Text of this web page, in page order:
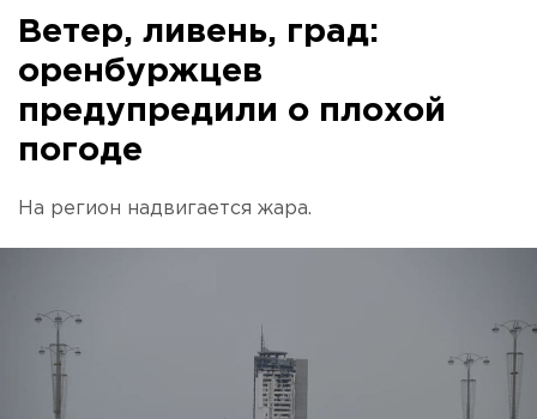
Ветер, ливень, град:
оренбуржцев
предупредили о плохой
погоде
На регион надвигается жара.